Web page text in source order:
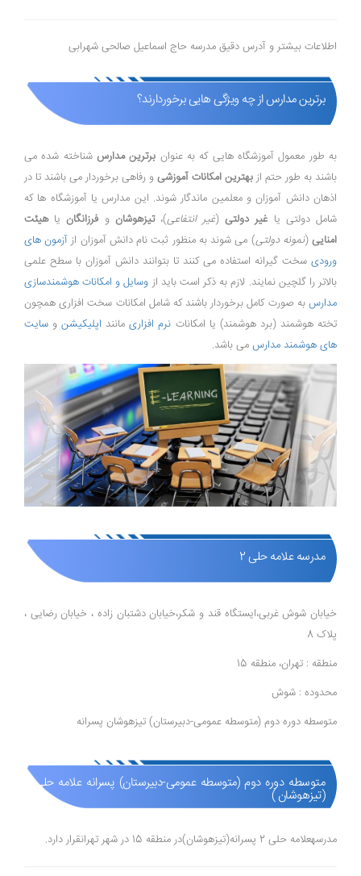
اطلاعات بیشتر و آدرس دقیق مدرسه حاج اسماعیل صالحی شهرابی
برترین مدارس از چه ویژگی هایی برخوردارند؟
به طور معمول آموزشگاه هایی که به عنوان برترین مدارس شناخته شده می
باشند به طور حتم از بهترین امکانات آموزشی و رفاهی برخوردار می باشند تا در
اذهان دانش آموزان و معلمین ماندگار شوند. این مدارس یا آموزشگاه ها که
شامل دولتی یا غیر دولتی(غیر انتفاعی)،تیزهوشان و فرزانگانیاهیئت
امنایی(نمونه دولتی) می شوند به منظور ثبت نام دانش آموزان از آزمون های
ورودی سخت گیرانه استفاده می کنند تا بتوانند دانش آموزان با سطح علمی
بالاتر را گلچین نمایند. لازم به ذکر است باید از وسایل و امکانات هوشمندسازی
مدارس به صورت کامل برخوردار باشند که شامل امکانات سخت افزاری همچون
تخته هوشمند (برد هوشمند) یا امکانات نرم افزاریمانند اپلیکیشنو سایت
های هوشمند مدارس می باشد.
مدرسه علامه حلی 2
خیابان شوش غربی،ایستگاه قند و شکر،خیابان دشتبان زاده ، خیابان رضایی ،
پلاک 8
منطقه : تهران، منطقه 15
محدوده : شوش
متوسطه دوره دوم (متوسطه عمومی-دبیرستان) تیزهوشان پسرانه
(تیزهوشان )
مدرسهعلامه حلی 2 پسرانه(تیزهوشان)در منطقه 15 در شهر تهرانقرار دارد.